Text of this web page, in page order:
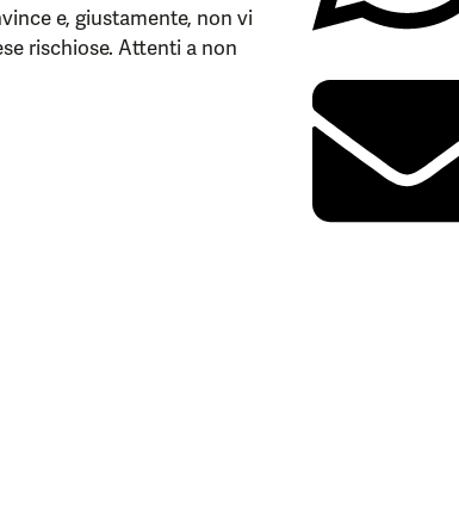
e, giustamente, non vi
rischiose. Attenti a non